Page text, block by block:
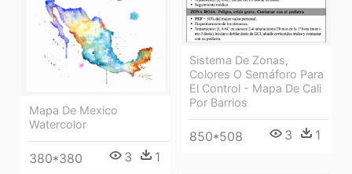
Sistema De Zonas,
Colores O Semáforo Para
El Control - Mapa De Cali
Por Barrios
850*508 3 1
Mapa De Mexico
Watercolor
380*380 3 1